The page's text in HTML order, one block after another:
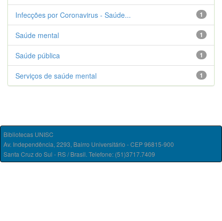
1
Infecções por Coronavirus - Saúde...
1
Saúde mental
1
Saúde pública
1
Serviços de saúde mental
Bibliotecas UNISC
Av. Independência, 2293, Bairro Universitário - CEP 96815-900
Santa Cruz do Sul - RS / Brasil. Telefone: (51)3717.7409